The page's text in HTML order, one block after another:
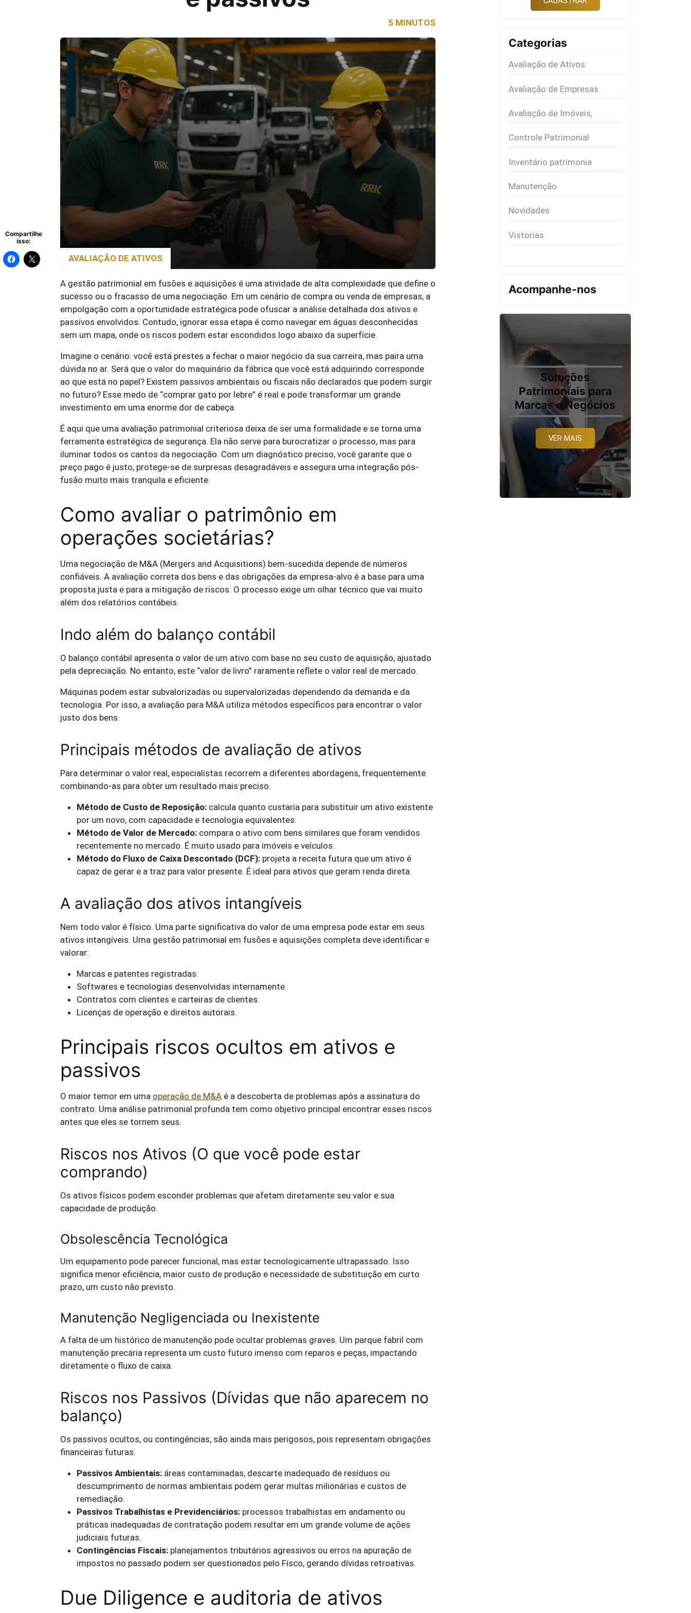
Compartilhe
isso:
5 MINUTOS
AVALIAÇÃO DE ATIVOS
A gestão patrimonial em fusões e aquisições é uma atividade de alta complexidade que define o
sucesso ou o fracasso de uma negociação. Em um cenário de compra ou venda de empresas, a
empolgação com a oportunidade estratégica pode ofuscar a análise detalhada dos ativos e
passivos envolvidos. Contudo, ignorar essa etapa é como navegar em águas desconhecidas
sem um mapa, onde os riscos podem estar escondidos logo abaixo da superfície.
Imagine o cenário: você está prestes a fechar o maior negócio da sua carreira, mas paira uma
dúvida no ar. Será que o valor do maquinário da fábrica que você está adquirindo corresponde
ao que está no papel? Existem passivos ambientais ou fiscais não declarados que podem surgir
no futuro? Esse medo de “comprar gato por lebre” é real e pode transformar um grande
investimento em uma enorme dor de cabeça.
É aqui que uma avaliação patrimonial criteriosa deixa de ser uma formalidade e se torna uma
ferramenta estratégica de segurança. Ela não serve para burocratizar o processo, mas para
iluminar todos os cantos da negociação. Com um diagnóstico preciso, você garante que o
preço pago é justo, protege-se de surpresas desagradáveis e assegura uma integração pós-
fusão muito mais tranquila e eficiente.
Como avaliar o patrimônio em
operações societárias?
Uma negociação de M&A (Mergers and Acquisitions) bem-sucedida depende de números
confiáveis. A avaliação correta dos bens e das obrigações da empresa-alvo é a base para uma
proposta justa e para a mitigação de riscos. O processo exige um olhar técnico que vai muito
além dos relatórios contábeis.
Indo além do balanço contábil
O balanço contábil apresenta o valor de um ativo com base no seu custo de aquisição, ajustado
pela depreciação. No entanto, este “valor de livro” raramente reflete o valor real de mercado.
Máquinas podem estar subvalorizadas ou supervalorizadas dependendo da demanda e da
tecnologia. Por isso, a avaliação para M&A utiliza métodos específicos para encontrar o valor
justo dos bens.
Principais métodos de avaliação de ativos
Para determinar o valor real, especialistas recorrem a diferentes abordagens, frequentemente
combinando-as para obter um resultado mais preciso.
Método de Custo de Reposição: calcula quanto custaria para substituir um ativo existente
por um novo, com capacidade e tecnologia equivalentes.
Método de Valor de Mercado: compara o ativo com bens similares que foram vendidos
recentemente no mercado. É muito usado para imóveis e veículos.
Método do Fluxo de Caixa Descontado (DCF): projeta a receita futura que um ativo é
capaz de gerar e a traz para valor presente. É ideal para ativos que geram renda direta.
A avaliação dos ativos intangíveis
Nem todo valor é físico. Uma parte significativa do valor de uma empresa pode estar em seus
ativos intangíveis. Uma gestão patrimonial em fusões e aquisições completa deve identificar e
valorar:
Marcas e patentes registradas.
Softwares e tecnologias desenvolvidas internamente.
Contratos com clientes e carteiras de clientes.
Licenças de operação e direitos autorais.
Principais riscos ocultos em ativos e
passivos
O maior temor em uma operação de M&A é a descoberta de problemas após a assinatura do
contrato. Uma análise patrimonial profunda tem como objetivo principal encontrar esses riscos
antes que eles se tornem seus.
Riscos nos Ativos (O que você pode estar
comprando)
Os ativos físicos podem esconder problemas que afetam diretamente seu valor e sua
capacidade de produção.
Obsolescência Tecnológica
Um equipamento pode parecer funcional, mas estar tecnologicamente ultrapassado. Isso
significa menor eficiência, maior custo de produção e necessidade de substituição em curto
prazo, um custo não previsto.
Manutenção Negligenciada ou Inexistente
A falta de um histórico de manutenção pode ocultar problemas graves. Um parque fabril com
manutenção precária representa um custo futuro imenso com reparos e peças, impactando
diretamente o fluxo de caixa.
Riscos nos Passivos (Dívidas que não aparecem no
balanço)
Os passivos ocultos, ou contingências, são ainda mais perigosos, pois representam obrigações
financeiras futuras.
Passivos Ambientais: áreas contaminadas, descarte inadequado de resíduos ou
descumprimento de normas ambientais podem gerar multas milionárias e custos de
remediação.
Passivos Trabalhistas e Previdenciários: processos trabalhistas em andamento ou
práticas inadequadas de contratação podem resultar em um grande volume de ações
judiciais futuras.
Contingências Fiscais: planejamentos tributários agressivos ou erros na apuração de
impostos no passado podem ser questionados pelo Fisco, gerando dívidas retroativas.
Due Diligence e auditoria de ativos
Categorias
Avaliação de Ativos
Avaliação de Empresas
Avaliação de Imóveis,
Controle Patrimonial
Inventário patrimonia
Manutenção
Novidades
Vistorias
Acompanhe-nos
Soluções
Patrimoniais para
Marcas e Negócios
VER MAIS